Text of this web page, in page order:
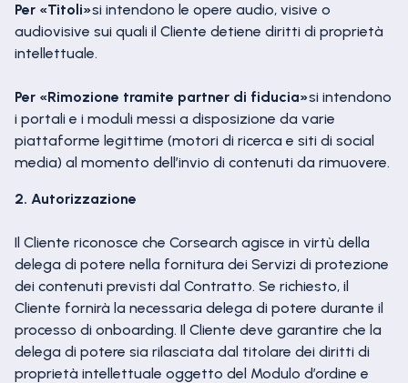
Per «Titoli»si intendono le opere audio, visive o
audiovisive sui quali il Cliente detiene diritti di proprietà
intellettuale.
Per «Rimozione tramite partner di fiducia»si intendono
i portali e i moduli messi a disposizione da varie
piattaforme legittime (motori di ricerca e siti di social
media) al momento dell’invio di contenuti da rimuovere.
2. Autorizzazione
Il Cliente riconosce che Corsearch agisce in virtù della
delega di potere nella fornitura dei Servizi di protezione
dei contenuti previsti dal Contratto. Se richiesto, il
Cliente fornirà la necessaria delega di potere durante il
processo di onboarding. Il Cliente deve garantire che la
delega di potere sia rilasciata dal titolare dei diritti di
proprietà intellettuale oggetto del Modulo d’ordine e